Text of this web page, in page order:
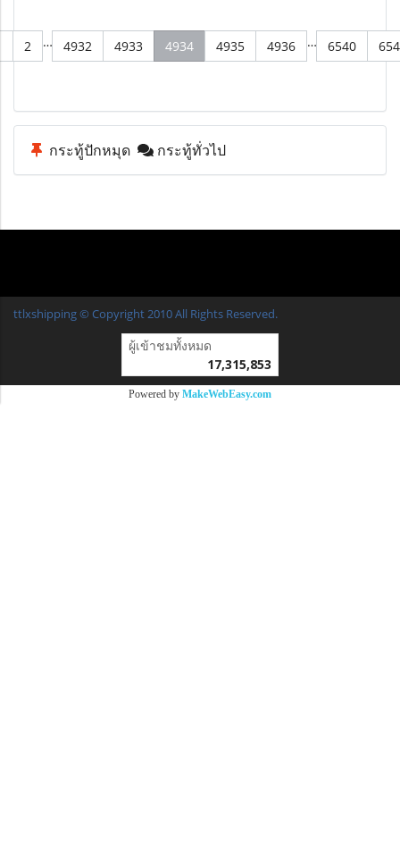
2 … 4932 4933 4934 4935 4936 … 6540
กระทู้ปักหมุด กระทู้ทั่วไป
ttlxshipping © Copyright 2010 All Rights Reserved.
ผู้เข้าชมวันนี้
Powered byMakeWebEasy.com